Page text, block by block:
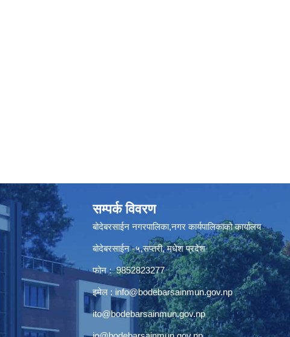
सम्पर्क विवरण
बोदेबरसाईन नगरपालिका,नगर कार्यपालिकाको कार्यालय
बोदेबरसाईन -५,सप्तरी, मधेश प्रदेश
फोन : 9852823277
इमेल : info@bodebarsainmun.gov.np
ito@bodebarsainmun.gov.np